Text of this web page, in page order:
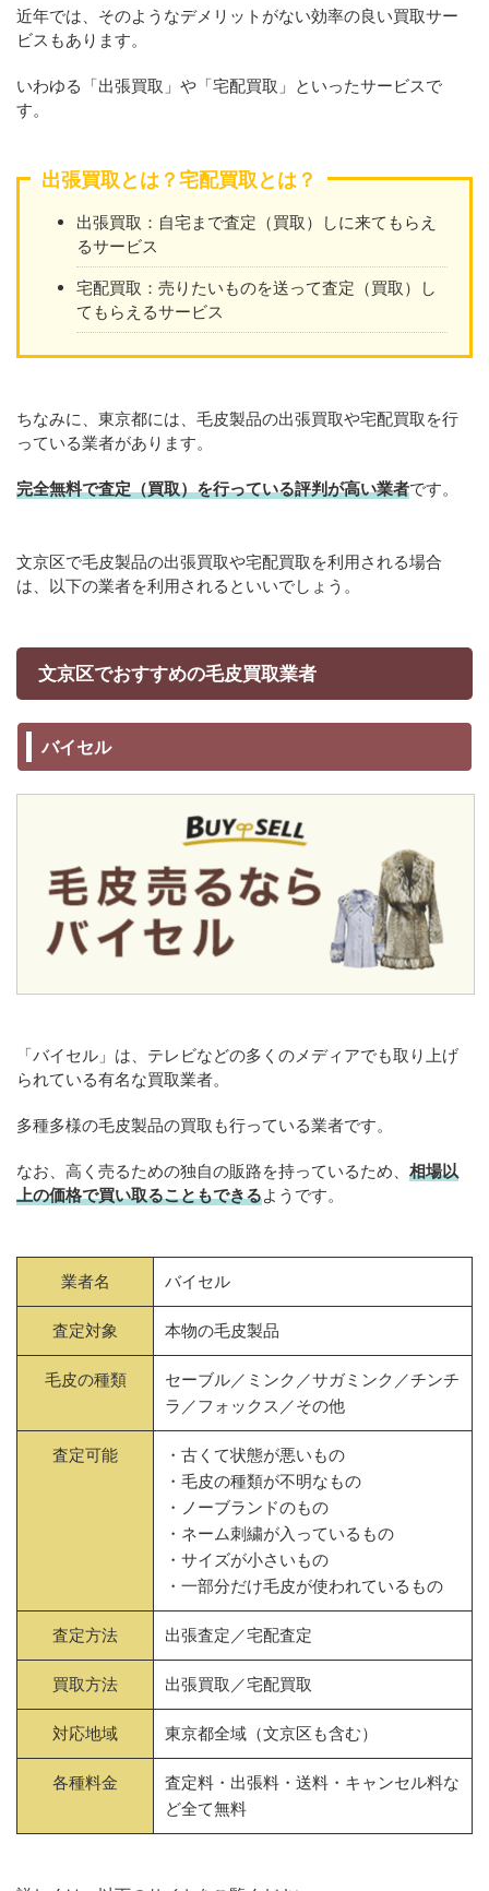
近年では、そのようなデメリットがない効率の良い買取サー
ビスもあります。
いわゆる「出張買取」や「宅配買取」といったサービスで
す。
出張買取とは？宅配買取とは？
出張買取：自宅まで査定（買取）しに来てもらえ
るサービス
宅配買取：売りたいものを送って査定（買取）し
てもらえるサービス
ちなみに、東京都には、毛皮製品の出張買取や宅配買取を行
っている業者があります。
完全無料で査定（買取）を行っている評判が高い業者です。
文京区で毛皮製品の出張買取や宅配買取を利用される場合
は、以下の業者を利用されるといいでしょう。
文京区でおすすめの毛皮買取業者
バイセル
「バイセル」は、テレビなどの多くのメディアでも取り上げ
られている有名な買取業者。
多種多様の毛皮製品の買取も行っている業者です。
なお、高く売るための独自の販路を持っているため、 相場以
上の価格で買い取ることもできるようです。
業者名 バイセル
査定対象 本物の毛皮製品
毛皮の種類
セーブル／ミンク／サガミンク／チンチ
ラ／フォックス／その他
査定可能
・古くて状態が悪いもの
・毛皮の種類が不明なもの
・ノーブランドのもの
・ネーム刺繍が入っているもの
・サイズが小さいもの
・一部分だけ毛皮が使われているもの
査定方法 出張査定／宅配査定
買取方法 出張買取／宅配買取
対応地域 東京都全域（文京区も含む）
各種料金
査定料・出張料・送料・キャンセル料な
ど全て無料